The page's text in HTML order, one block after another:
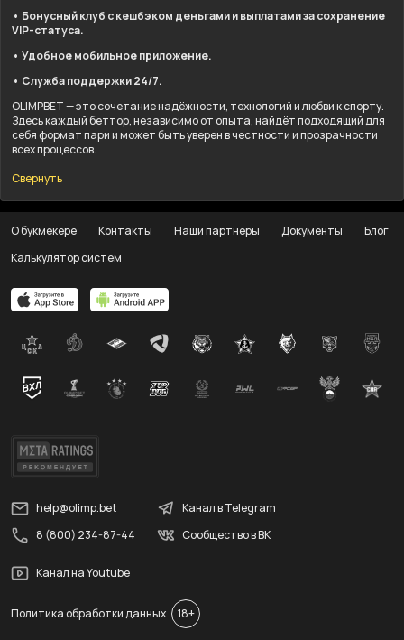
• Бонусный клуб с кешбэком деньгами и выплатами за сохранение
VIP-статуса.
• Удобное мобильное приложение.
• Служба поддержки 24/7.
OLIMPBET — это сочетание надёжности, технологий и любви к спорту.
Здесь каждый беттор, независимо от опыта, найдёт подходящий для
себя формат пари и может быть уверен в честности и прозрачности
всех процессов.
Свернуть
О букмекере Контакты Наши партнеры Документы
Блог
Калькулятор систем
help@olimp.bet
8 (800) 234-87-44
Канал в Telegram
Сообщество в ВК
Канал на Youtube
Политика обработки данных 18+